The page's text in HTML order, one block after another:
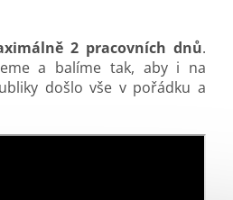
2 pracovních dnů.
a balíme tak, aby i na
došlo vše v pořádku a